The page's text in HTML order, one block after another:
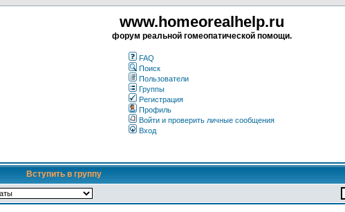
www.homeorealhelp.ru
форум реальной гомеопатической помощи.
FAQ
Поиск
Пользователи
Группы
Регистрация
Профиль
Войти и проверить личные сообщения
Вход
Вступить в группу